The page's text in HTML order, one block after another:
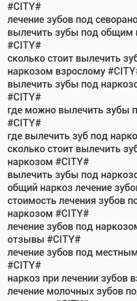
#CITY#
лечение зубов под
вылечить зубы под общим
#CITY#
сколько стоит вылечить
наркозом взрослому
вылечить зубы под
#CITY#
где можно вылечить зубы
#CITY#
где вылечить зуб под
сколько стоит вылечить
наркозом #CITY#
вылечить зубы под
общий наркоз лечение
стоимость лечения зубов
наркозом #CITY#
лечение зубов под
отзывы #CITY#
лечение зубов под
#CITY#
наркоз при лечении зубов
лечение молочных зубов